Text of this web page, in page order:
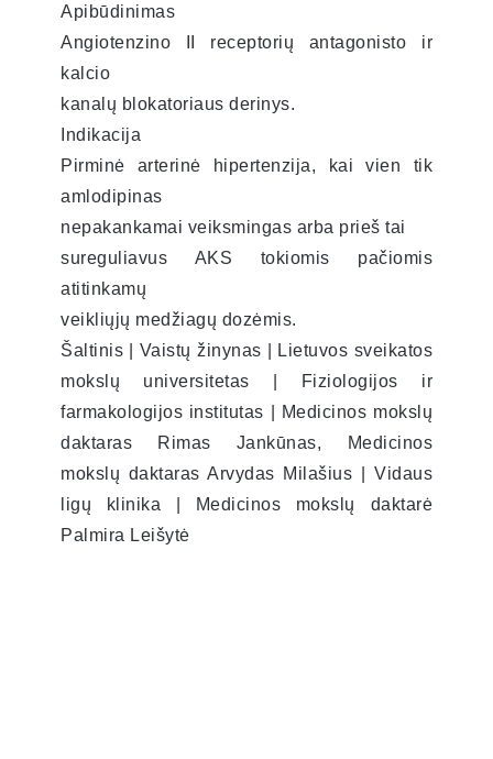
Apibūdinimas
Angiotenzino II receptorių antagonisto ir
kalcio
kanalų blokatoriaus derinys.
Indikacija
Pirminė arterinė hipertenzija, kai vien tik
amlodipinas
nepakankamai veiksmingas arba prieš tai
sureguliavus AKS tokiomis pačiomis
atitinkamų
veikliųjų medžiagų dozėmis.
Šaltinis | Vaistų žinynas | Lietuvos sveikatos
mokslų universitetas | Fiziologijos ir
farmakologijos institutas | Medicinos mokslų
daktaras Rimas Jankūnas, Medicinos
mokslų daktaras Arvydas Milašius | Vidaus
ligų klinika | Medicinos mokslų daktarė
Palmira Leišytė